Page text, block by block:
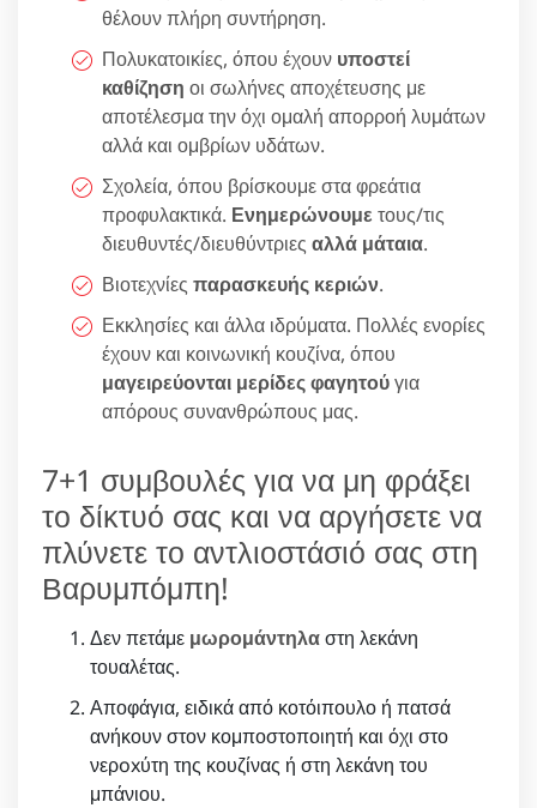
θέλουν πλήρη συντήρηση.
Πολυκατοικίες, όπου έχουν υποστεί
καθίζηση οι σωλήνες αποχέτευσης με
αποτέλεσμα την όχι ομαλή απορροή λυμάτων
αλλά και ομβρίων υδάτων.
Σχολεία, όπου βρίσκουμε στα φρεάτια
προφυλακτικά. Ενημερώνουμε τους/τις
διευθυντές/διευθύντριες αλλά μάταια.
Βιοτεχνίες παρασκευής κεριών.
Εκκλησίες και άλλα ιδρύματα. Πολλές ενορίες
έχουν και κοινωνική κουζίνα, όπου
μαγειρεύονται μερίδες φαγητούγια
απόρους συνανθρώπους μας.
7+1 συμβουλές για να μη φράξει
το δίκτυό σας και να αργήσετε να
πλύνετε το αντλιοστάσιό σας στη
Βαρυμπόμπη!
Δεν πετάμε μωρομάντηλαστη λεκάνη
τουαλέτας.
Αποφάγια, ειδικά από κοτόιπουλο ή πατσά
ανήκουν στον κομποστοποιητή και όχι στο
νερoxύτη της κουζίνας ή στη λεκάνη του
μπάνιου.